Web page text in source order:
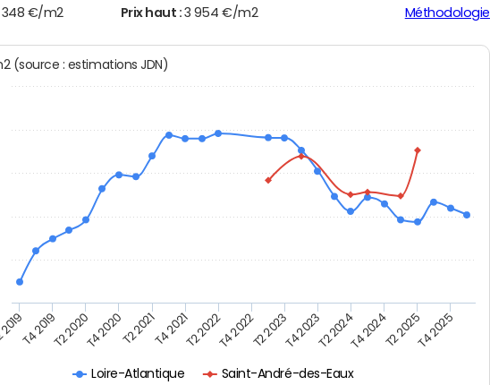
348 €/m2 Prix haut : 3 954 €/m2 Méthodologie
Prix au m2 (source : estimations JDN)
Loire-Atlantique Saint-André-des-Eaux
T4 2019T2 2020T4 2020T2 2021T4 2021T2 2022T4 2022T2 2023T4 2023T2 2024T4 2024T2 2025T4 2025